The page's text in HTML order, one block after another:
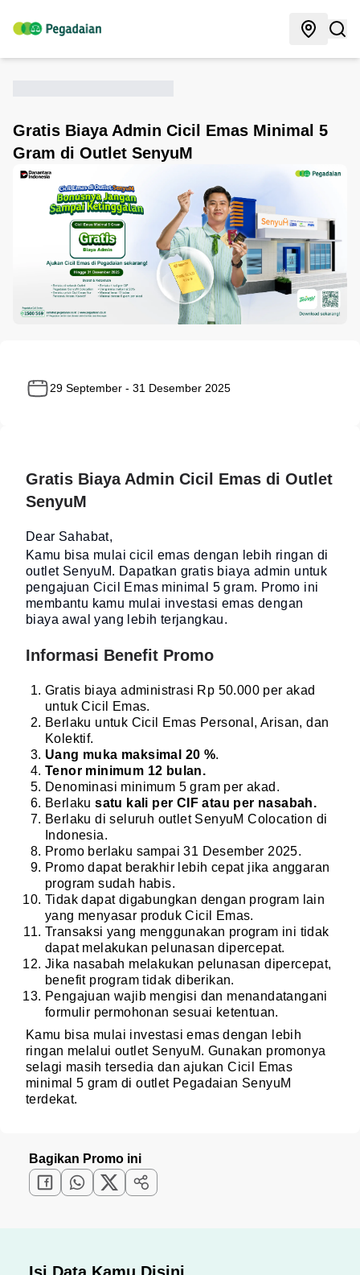
Gratis Biaya Admin Cicil Emas Minimal 5
Gram di Outlet SenyuM
Bagikan Promo ini
Gratis Biaya Admin Cicil Emas di Outlet
SenyuM
Dear Sahabat,
Kamu bisa mulai cicil emas dengan lebih ringan di
outlet SenyuM. Dapatkan gratis biaya admin untuk
pengajuan Cicil Emas minimal 5 gram. Promo ini
membantu kamu mulai investasi emas dengan
biaya awal yang lebih terjangkau.
Informasi Benefit Promo
Gratis biaya administrasi Rp 50.000 per akad
untuk Cicil Emas.
Berlaku untuk Cicil Emas Personal, Arisan, dan
Kolektif.
Uang muka maksimal 20 %.
Tenor minimum 12 bulan.
Denominasi minimum 5 gram per akad.
Berlakusatu kali per CIF atau per nasabah.
Berlaku di seluruh outlet SenyuM Colocation di
Indonesia.
Promo berlaku sampai 31 Desember 2025.
Promo dapat berakhir lebih cepat jika anggaran
program sudah habis.
Tidak dapat digabungkan dengan program lain
yang menyasar produk Cicil Emas.
Transaksi yang menggunakan program ini tidak
dapat melakukan pelunasan dipercepat.
Jika nasabah melakukan pelunasan dipercepat,
benefit program tidak diberikan.
Pengajuan wajib mengisi dan menandatangani
formulir permohonan sesuai ketentuan.
Kamu bisa mulai investasi emas dengan lebih
ringan melalui outlet SenyuM. Gunakan promonya
selagi masih tersedia dan ajukan Cicil Emas
minimal 5 gram di outlet Pegadaian SenyuM
terdekat.
29 September - 31 Desember 2025